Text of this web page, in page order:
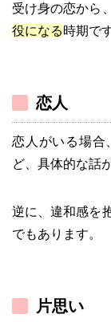
受け身の恋から
役になる時期で
恋人
恋人がいる場合
ど、具体的な話
逆に、違和感を
でもあります。
片思い